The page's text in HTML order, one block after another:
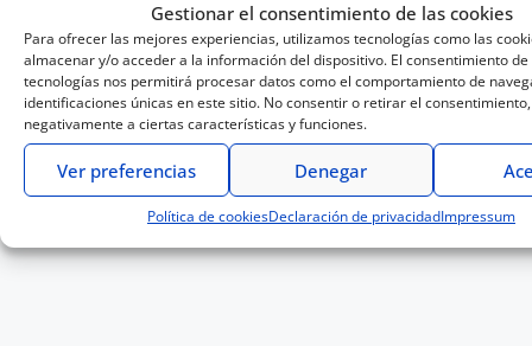
Gestionar el consentimiento de las cookies
Para ofrecer las mejores experiencias, utilizamos tecnologías como las
almacenar y/o acceder a la información del dispositivo. El consentimiento de
tecnologías nos permitirá procesar datos como el comportamiento de
identificaciones únicas en este sitio. No consentir o retirar el
negativamente a ciertas características y funciones.
Denegar
Ver preferencias
Política de cookiesDeclaración de privacidadImpressum
¡Melchor, Gaspar y Baltasar quieren poner ritmo
a tu año!
Descubre los HTX90